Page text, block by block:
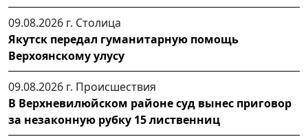
09.08.2026 г. Столица
Якутск передал гуманитарную помощь
Верхоянскому улусу
09.08.2026 г. Происшествия
В Верхневилюйском районе суд вынес приговор
за незаконную рубку 15 лиственниц